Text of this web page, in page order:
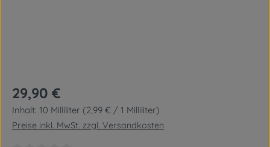
Regulärer Preis:
29,90 €
Inhalt: 10 Milliliter (2,99 € / 1 Milliliter)
Preise inkl. MwSt. zzgl. Versandkosten